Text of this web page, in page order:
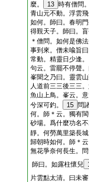
麼。
13 時有僧問
青山元不動。浮雲
如何。師曰。春明
得覲天子。師曰。
＊僧問。如何是佛
事到來。僧未喩旨
常動。精靈日少逢
句云。雷罷不停聲
峯聞之乃曰。靈雲
人道前三三後三三
魚山上鳥。峯云。
兮深可釣。
15 問
何。師＊云。獨有
砂場。爲什麼功名
靜。何勞萬里築長
歸朝時如何。師＊
無花爭奈何長生。
師曰。如露柱懷兒
片雲點太清。曰未